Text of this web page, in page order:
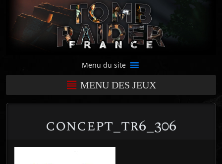
Menu du site
MENU DES JEUX
concept_tr6_306